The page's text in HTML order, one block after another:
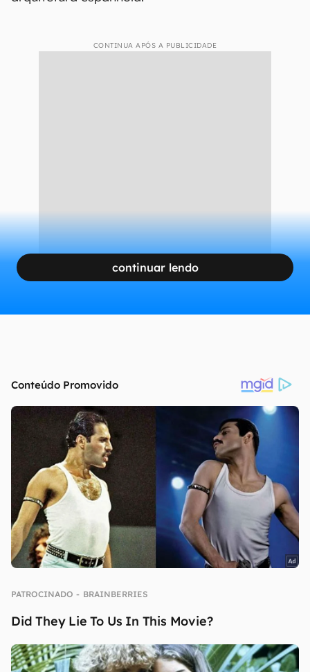
CONTINUA APÓS A PUBLICIDADE
continuar lendo